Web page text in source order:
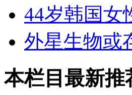
44岁韩国女
外星生物或
本栏目最新推